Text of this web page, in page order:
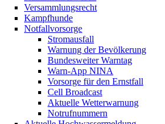
Versammlungsrecht
Kampfhunde
Notfallvorsorge
Stromausfall
Warnung der Bevölkerung
Bundesweiter Warntag
Warn-App NINA
Vorsorge für den Ernstfall
Cell Broadcast
Aktuelle Wetterwarnung
Notrufnummern